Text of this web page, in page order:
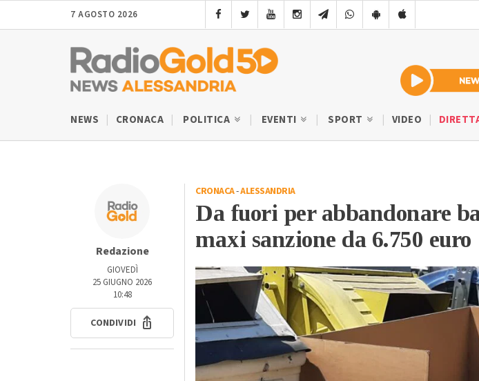
7 AGOSTO 2026
NEWS CRONACA POLITICA EVENTI SPORT VIDEO
Redazione
GIOVEDÌ
25 GIUGNO 2026
10:48
CONDIVIDI
CRONACA-ALESSANDRIA
Da fuori per abbandonare
maxi sanzione da 6.750 euro